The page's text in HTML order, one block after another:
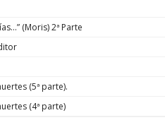
(Moris) 2ª Parte
(5ª parte).
(4ª parte)